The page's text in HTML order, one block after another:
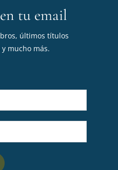
tu email
últimos títulos
mucho más.